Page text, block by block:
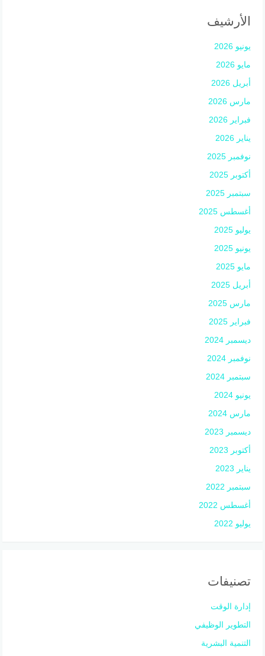
الأرشيف
يونيو 2026
مايو 2026
أبريل 2026
مارس 2026
فبراير 2026
يناير 2026
نوفمبر 2025
أكتوبر 2025
سبتمبر 2025
أغسطس 2025
يوليو 2025
يونيو 2025
مايو 2025
أبريل 2025
مارس 2025
فبراير 2025
ديسمبر 2024
نوفمبر 2024
سبتمبر 2024
يونيو 2024
مارس 2024
ديسمبر 2023
أكتوبر 2023
يناير 2023
سبتمبر 2022
أغسطس 2022
يوليو 2022
تصنيفات
إدارة الوقت
التطوير الوظيفي
التنمية البشرية